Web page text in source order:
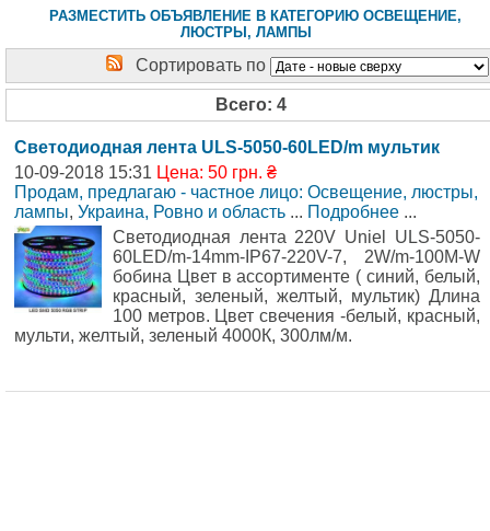
РАЗМЕСТИТЬ ОБЪЯВЛЕНИЕ В КАТЕГОРИЮ ОСВЕЩЕНИЕ,
ЛЮСТРЫ, ЛАМПЫ
Сортировать по
Всего: 4
Светодиодная лента ULS-5050-60LED/m мультик
10-09-2018 15:31 Цена: 50 грн. ₴
Продам, предлагаю - частное лицо: Освещение, люстры,
лампы, Украина, Ровно и область ... Подробнее ...
Светодиодная лента 220V Uniel ULS-5050-
60LED/m-14mm-IP67-220V-7, 2W/m-100M-W
бобина Цвет в ассортименте ( синий, белый,
красный, зеленый, желтый, мультик) Длина
100 метров. Цвет свечения -белый, красный,
мульти, желтый, зеленый 4000К, 300лм/м.